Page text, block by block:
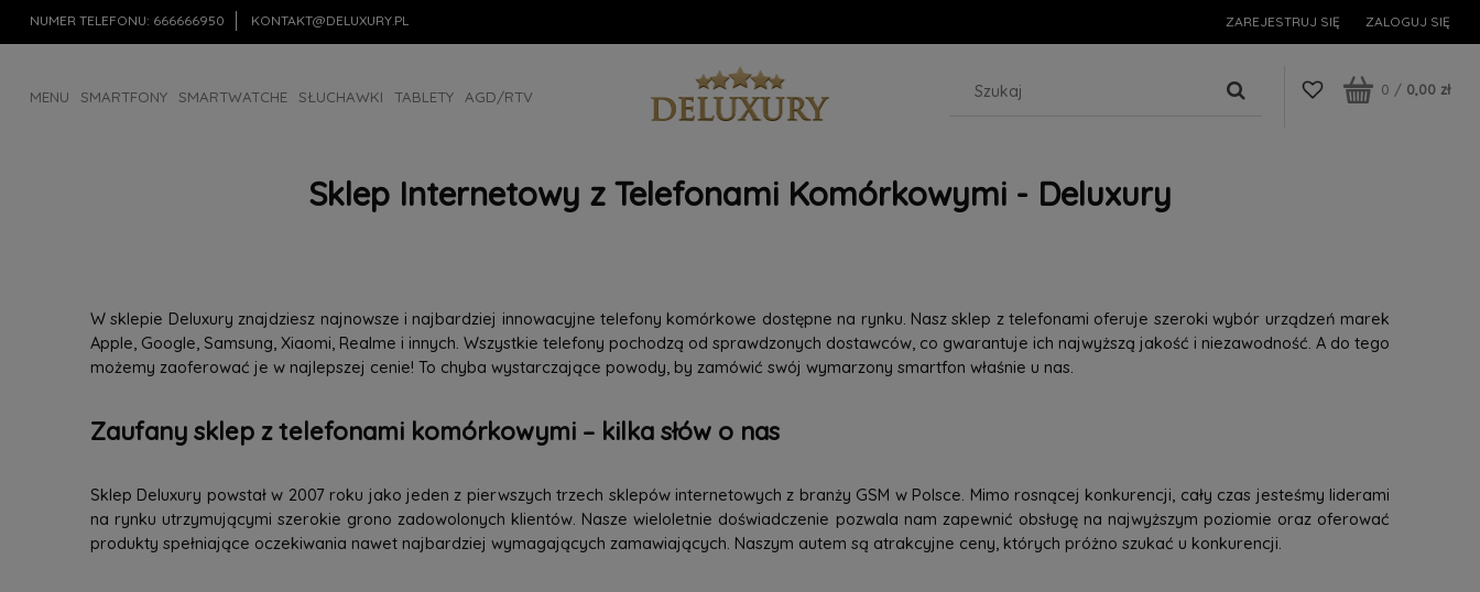
NUMER TELEFONU: 666666950 KONTAKT@DELUXURY.PL ZAREJESTRUJ SIĘ ZALOGUJ SIĘ
MENU SMARTFONY SMARTWATCHE SŁUCHAWKI TABLETY AGD/RTV 0 / 0,00 zł
Sklep Internetowy z Telefonami Komórkowymi - Deluxury
W sklepie Deluxury znajdziesz najnowsze i najbardziej innowacyjne telefony komórkowe dostępne na rynku. Nasz sklep z telefonami oferuje szeroki wybór urządzeń marek
Apple, Google, Samsung, Xiaomi, Realme i innych. Wszystkie telefony pochodzą od sprawdzonych dostawców, co gwarantuje ich najwyższą jakość i niezawodność. A do tego
możemy zaoferować je w najlepszej cenie! To chyba wystarczające powody, by zamówić swój wymarzony smartfon właśnie u nas.
Zaufany sklep z telefonami komórkowymi – kilka słów o nas
Sklep Deluxury powstał w 2007 roku jako jeden z pierwszych trzech sklepów internetowych z branży GSM w Polsce. Mimo rosnącej konkurencji, cały czas jesteśmy liderami
na rynku utrzymującymi szerokie grono zadowolonych klientów. Nasze wieloletnie doświadczenie pozwala nam zapewnić obsługę na najwyższym poziomie oraz oferować
produkty spełniające oczekiwania nawet najbardziej wymagających zamawiających. Naszym autem są atrakcyjne ceny, których próżno szukać u konkurencji.